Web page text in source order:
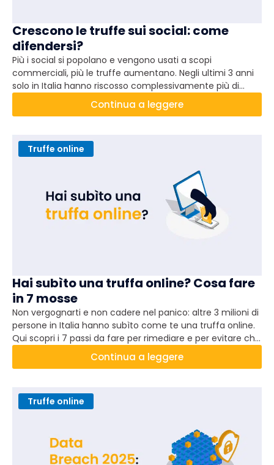
Crescono le truffe sui social: come
difendersi?
Più i social si popolano e vengono usati a scopi
commerciali, più le truffe aumentano. Negli ultimi 3 anni
solo in Italia hanno riscosso complessivamente più di
mezzo miliardo: scopri come difenderti con semplici
pratiche e consapevolezze.
Continua a leggere
Truffe online
Hai subìto una truffa online? Cosa fare
in 7 mosse
Non vergognarti e non cadere nel panico: altre 3 milioni di
persone in Italia hanno subìto come te una truffa online.
Qui scopri i 7 passi da fare per rimediare e per evitare che
risucceda a te e agli altri.Continua a leggere
Truffe online